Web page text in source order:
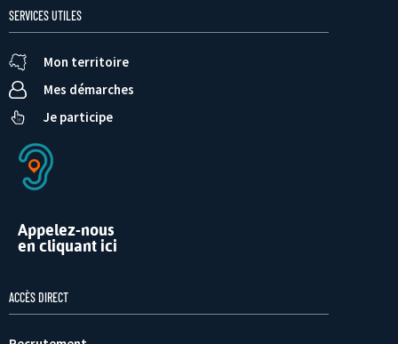
SERVICES UTILES
Mon territoire
Mes démarches
Je participe
Appelez-nous
en cliquant ici
ACCÈS DIRECT